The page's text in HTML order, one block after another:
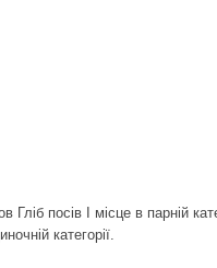
Гліб посів І місце в парній
категорії.